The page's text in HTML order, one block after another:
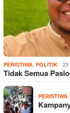
PERISTIWA, POLITIK 23
Tidak Semua
PERISTIWA,